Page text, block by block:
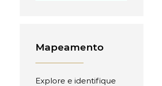
Mapeamento
Explore e identifique